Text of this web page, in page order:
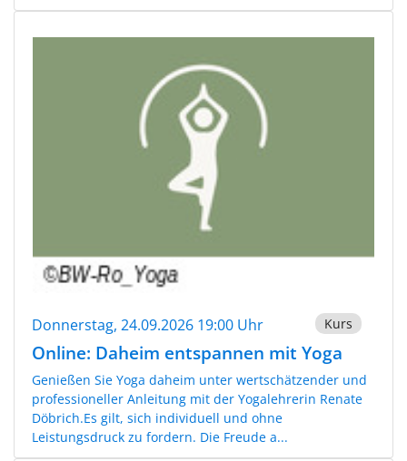
Donnerstag, 24.09.2026 19:00 Uhr Kurs
Online: Daheim entspannen mit Yoga
Genießen Sie Yoga daheim unter wertschätzender und
professioneller Anleitung mit der Yogalehrerin Renate
Döbrich.Es gilt, sich individuell und ohne
Leistungsdruck zu fordern. Die Freude a...